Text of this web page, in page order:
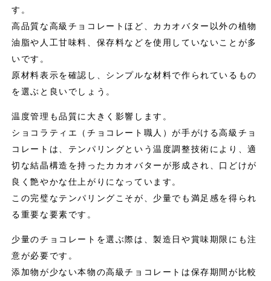
す。
高品質な高級チョコレートほど、カカオバター以外の植物
油脂や人工甘味料、保存料などを使用していないことが多
いです。
原材料表示を確認し、シンプルな材料で作られているもの
を選ぶと良いでしょう。
温度管理も品質に大きく影響します。
ショコラティエ（チョコレート職人）が手がける高級チョ
コレートは、テンパリングという温度調整技術により、適
切な結晶構造を持ったカカオバターが形成され、口どけが
良く艶やかな仕上がりになっています。
この完璧なテンパリングこそが、少量でも満足感を得られ
る重要な要素です。
少量のチョコレートを選ぶ際は、製造日や賞味期限にも注
意が必要です。
添加物が少ない本物の高級チョコレートは保存期間が比較